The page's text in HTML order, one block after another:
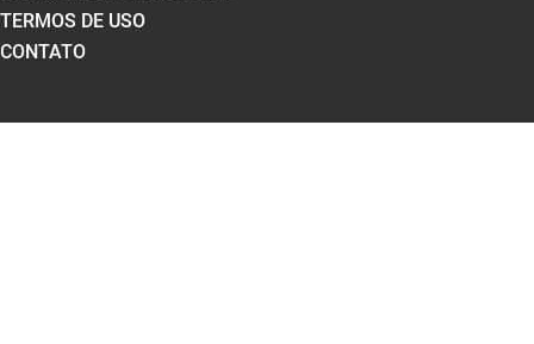
TERMOS DE USO
CONTATO